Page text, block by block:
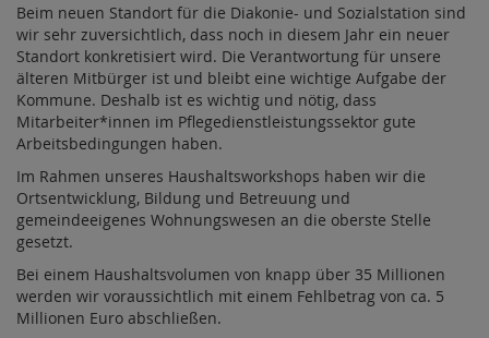
Beim neuen Standort für die Diakonie- und Sozialstation sind
wir sehr zuversichtlich, dass noch in diesem Jahr ein neuer
Standort konkretisiert wird. Die Verantwortung für unsere
älteren Mitbürger ist und bleibt eine wichtige Aufgabe der
Kommune. Deshalb ist es wichtig und nötig, dass
Mitarbeiter*innen im Pflegedienstleistungssektor gute
Arbeitsbedingungen haben.
Im Rahmen unseres Haushaltsworkshops haben wir die
Ortsentwicklung, Bildung und Betreuung und
gemeindeeigenes Wohnungswesen an die oberste Stelle
gesetzt.
Bei einem Haushaltsvolumen von knapp über 35 Millionen
werden wir voraussichtlich mit einem Fehlbetrag von ca. 5
Millionen Euro abschließen.